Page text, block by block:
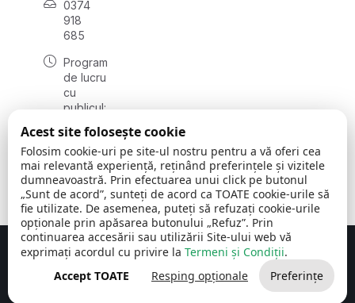
0374
918
685
Program
de lucru
cu
publicul:
08:00 -
16:30
, vineri:
08:00 -
14:00
Comuna Cerchezu © 2026Toate drepturile rezervate
Concept realizat de Big Media Relații Publice SRL
Acest site folosește cookie
Folosim cookie-uri pe site-ul nostru pentru a vă oferi cea
mai relevantă experiență, reținând preferințele și vizitele
dumneavoastră. Prin efectuarea unui click pe butonul
„Sunt de acord”, sunteți de acord ca TOATE cookie-urile să
fie utilizate. De asemenea, puteți să refuzați cookie-urile
opționale prin apăsarea butonului „Refuz”. Prin
continuarea accesării sau utilizării Site-ului web vă
exprimați acordul cu privire la Termeni și Condiții.
Accept TOATE
Resping opționale Preferințe